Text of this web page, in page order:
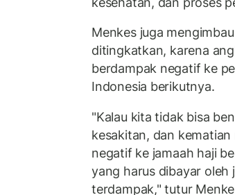
Menkes juga
ditingkatkan, karena
berdampak negatif ke
Indonesia berikutnya.
"Kalau kita tidak bisa
kesakitan, dan
negatif ke jamaah haji
yang harus dibayar oleh
terdampak," tutur